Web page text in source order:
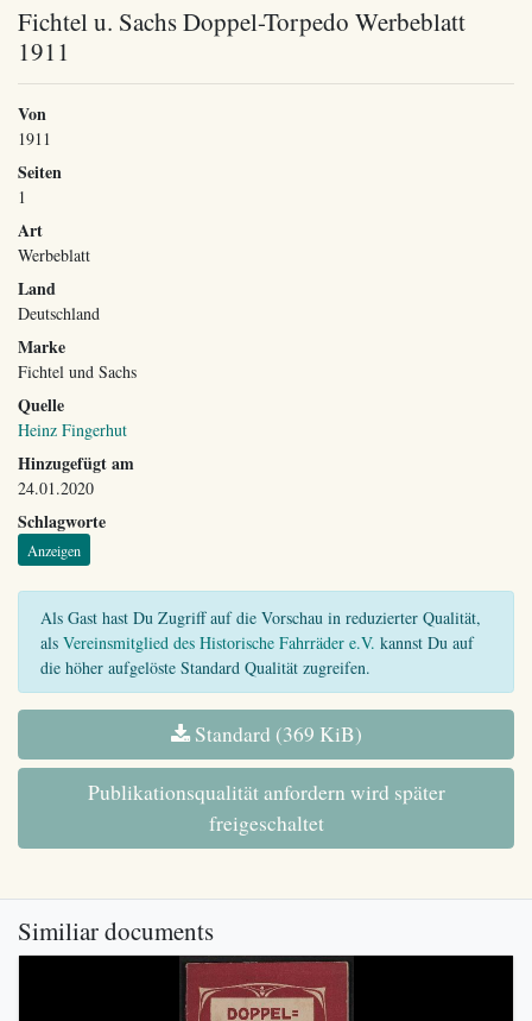
Fichtel u. Sachs Doppel-Torpedo Werbeblatt
1911
Von
1911
Seiten
1
Art
Werbeblatt
Land
Deutschland
Marke
Fichtel und Sachs
Quelle
Heinz Fingerhut
Hinzugefügt am
24.01.2020
Schlagworte
Anzeigen
Als Gast hast Du Zugriff auf die Vorschau in reduzierter Qualität,
als Vereinsmitglied des Historische Fahrräder e.V. kannst Du auf
die höher aufgelöste Standard Qualität zugreifen.
Standard (369 KiB)
Publikationsqualität anfordern wird später
freigeschaltet
Similiar documents